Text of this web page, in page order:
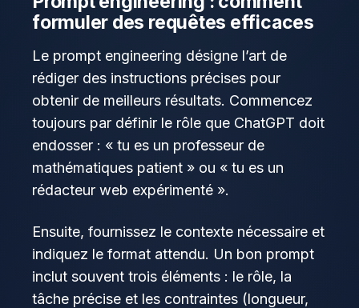
formuler des requêtes efficaces
Le prompt engineering désigne l’art de
rédiger des instructions précises pour
obtenir de meilleurs résultats. Commencez
toujours par définir le rôle que ChatGPT doit
endosser : « tu es un professeur de
mathématiques patient » ou « tu es un
rédacteur web expérimenté ».
Ensuite, fournissez le contexte nécessaire et
indiquez le format attendu. Un bon prompt
inclut souvent trois éléments : le rôle, la
tâche précise et les contraintes (longueur,